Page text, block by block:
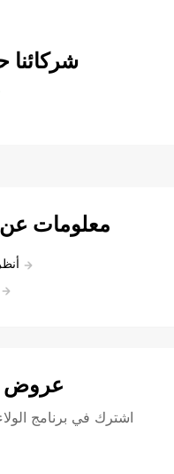
شركائنا
معلومات
عروض
اشترك في برنامج